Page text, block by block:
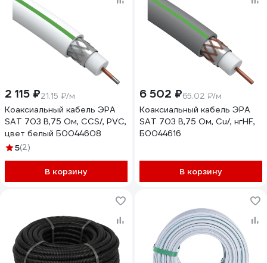
2 115 ₽21.15 ₽/м
Коаксиальный кабель ЭРА
SAT 703 B,75 Ом, CCS/, PVC,
цвет белый Б0044608
5(2)
В корзину
6 502 ₽65.02 ₽/м
Коаксиальный кабель ЭРА
SAT 703 B,75 Ом, Cu/, нгHF,
Б0044616
В корзину